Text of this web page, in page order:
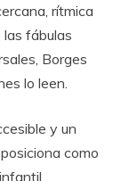
rítmica
fábulas
Borges
lo leen.
y un
como